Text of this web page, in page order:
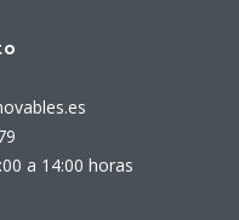
a 14:00 horas